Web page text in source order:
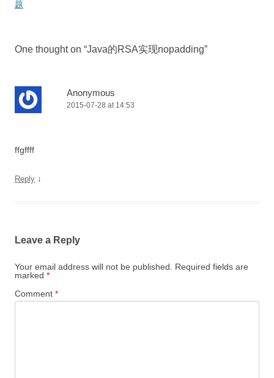
navigation
题
One thought on “Java的RSA实现nopadding”
Anonymous
2015-07-28 at 14:53
ffgffff
Reply ↓
Leave a Reply
Your email address will not be published.
Required fields are
marked *
Comment *